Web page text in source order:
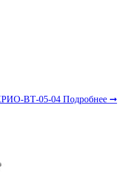
ВТ-05-04 Подробнее ➞